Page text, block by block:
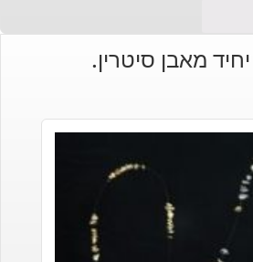
יחיד מאבן סיטרין.